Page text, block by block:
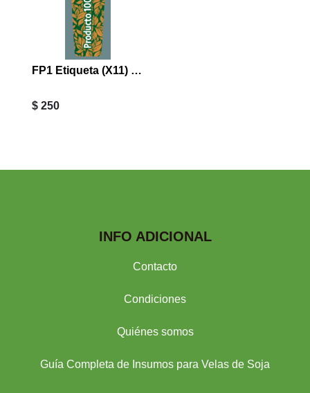
FP1 Etiqueta (X11) 3.0 x 8.0 Producto Natural Pomo
$ 250
INFO ADICIONAL
Contacto
Condiciones
Quiénes somos
Guía Completa de Insumos para Velas de Soja